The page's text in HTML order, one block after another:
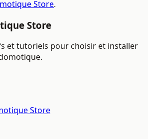
Store.
Store
et tutoriels pour choisir et installer
Store